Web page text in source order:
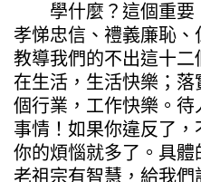
學什麼？這個重要
孝悌忠信、禮義廉恥
教導我們的不出這十
在生活，生活快樂；
個行業，工作快樂。
事情！如果你違反了，
你的煩惱就多了。具體
老祖宗有智慧，給我們